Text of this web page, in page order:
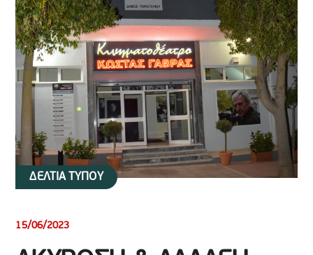
ΔΕΛΤΙΑ ΤΥΠΟΥ
15/06/2023